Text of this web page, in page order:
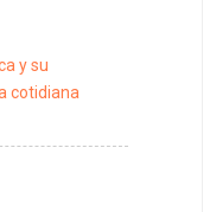
y su
cotidiana